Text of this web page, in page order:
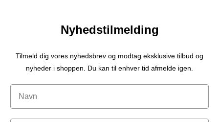
Nyhedstilmelding
Tilmeld dig vores nyhedsbrev og modtag eksklusive tilbud og
nyheder i shoppen. Du kan til enhver tid afmelde igen.
Navn